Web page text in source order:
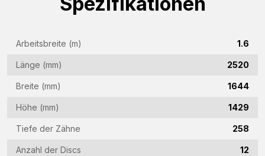
Arbeitsbreite (m) 1.6
Länge (mm) 2520
Breite (mm) 1644
Höhe (mm) 1429
Tiefe der Zähne 258
Anzahl der Discs 12
Mail-
Adresse
(Required)
(Required)
Land
(Required)